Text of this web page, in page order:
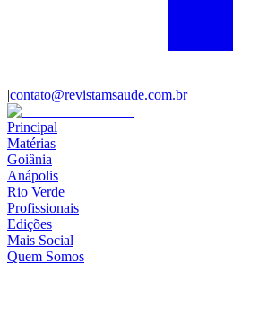
|contato@revistamsaude.com.br
Principal
Matérias
Goiânia
Anápolis
Rio Verde
Profissionais
Edições
Mais Social
Quem Somos